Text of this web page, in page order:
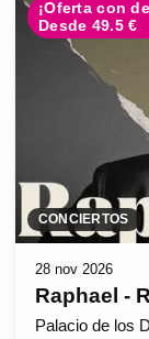
¡Oferta con
Desde 49.5 €
CONCIERTOS
28 nov 2026
Raphael -
Palacio de los